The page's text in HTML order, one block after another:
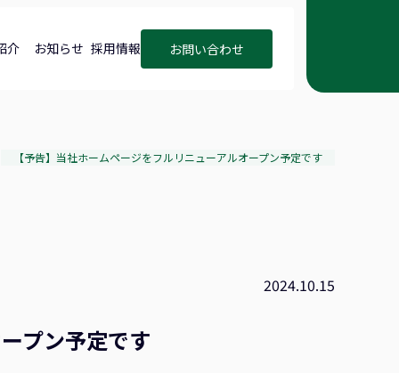
介 お知らせ 採用情報 お問い合わせ
【予告】当社ホームページをフルリニューアルオープン予定です
2024.10.15
プン予定です